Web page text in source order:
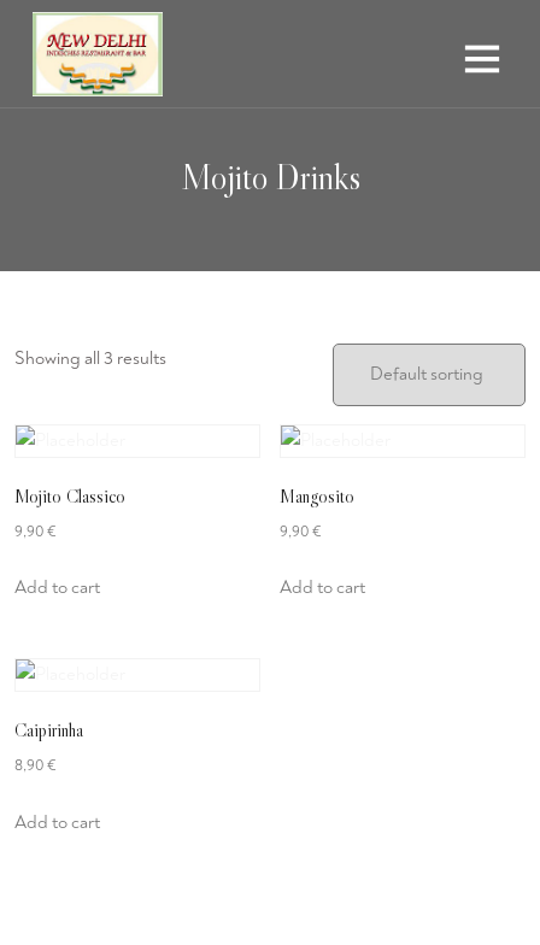
Mojito Drinks
Showing all 3 results
Mojito Classico
9,90€
Add to cart
Mangosito
9,90€
Add to cart
Caipirinha
8,90€
Add to cart